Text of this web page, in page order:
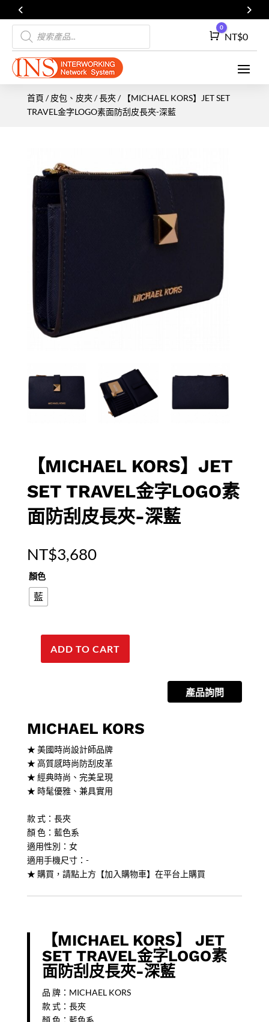
Products
search
Cart
0
NT$0
首頁 /皮包、皮夾/長夾/ 【MICHAEL KORS】JET SET
TRAVEL金字LOGO素面防刮皮長夾-深藍
【MICHAEL KORS】JET
SET TRAVEL金字LOGO素
面防刮皮長夾-深藍
NT$3,680
顏色
藍
【MICHAEL
金
LOGO
素
面
防
皮
長
夾-
深
藍
ADD TO CART
產品詢問
MICHAEL KORS
★ 美國時尚設計師品牌
★ 高質感時尚防刮皮革
★ 經典時尚、完美呈現
★ 時髦優雅、兼具實用
款 式：長夾
顏 色：藍色系
適用性別：女
適用手機尺寸：-
★ 購買，請點上方【加入購物車】在平台上購買
【MICHAEL KORS】 JET
SET TRAVEL金字LOGO素
面防刮皮長夾-深藍
品 牌：MICHAEL KORS
款 式：長夾